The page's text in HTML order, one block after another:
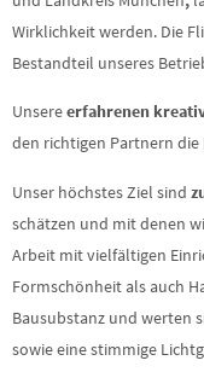
Wirklichkeit werden. Die
Bestandteil unseres
Unsereerfahrenen
den richtigen Partnern die
Unser höchstes Ziel sind
schätzen und mit denen
Arbeit mit vielfältigen
Formschönheit als auch
Bausubstanz und werten
sowie eine stimmige